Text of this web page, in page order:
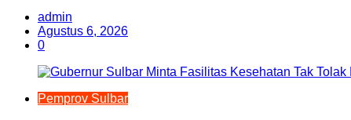
admin
Agustus 6, 2026
0
Pemprov Sulbar